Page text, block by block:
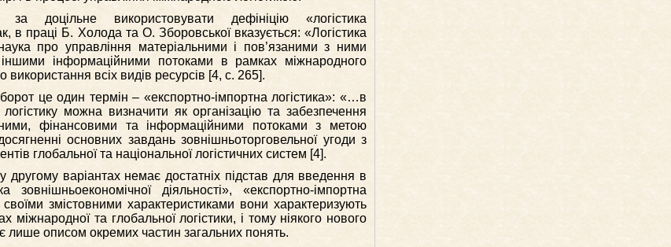
доцільне використовувати дефініцію «логістика
в праці Б. Холода та О. Зборовської вказується: «Логістика
про управління матеріальними і пов’язаними з ними
інформаційними потоками в рамках міжнародного
всіх видів ресурсів [4, c. 265].
це один термін – «експортно-імпортна логістика»: «…в
можна визначити як організацію та забезпечення
фінансовими та інформаційними потоками з метою
основних завдань зовнішньоторговельної угоди з
глобальної та національної логістичних систем [4].
другому варіантах немає достатніх підстав для введення в
діяльності», «експортно-імпортна
змістовними характеристиками вони характеризують
та глобальної логістики, і тому ніякого нового
лише описом окремих частин загальних понять.